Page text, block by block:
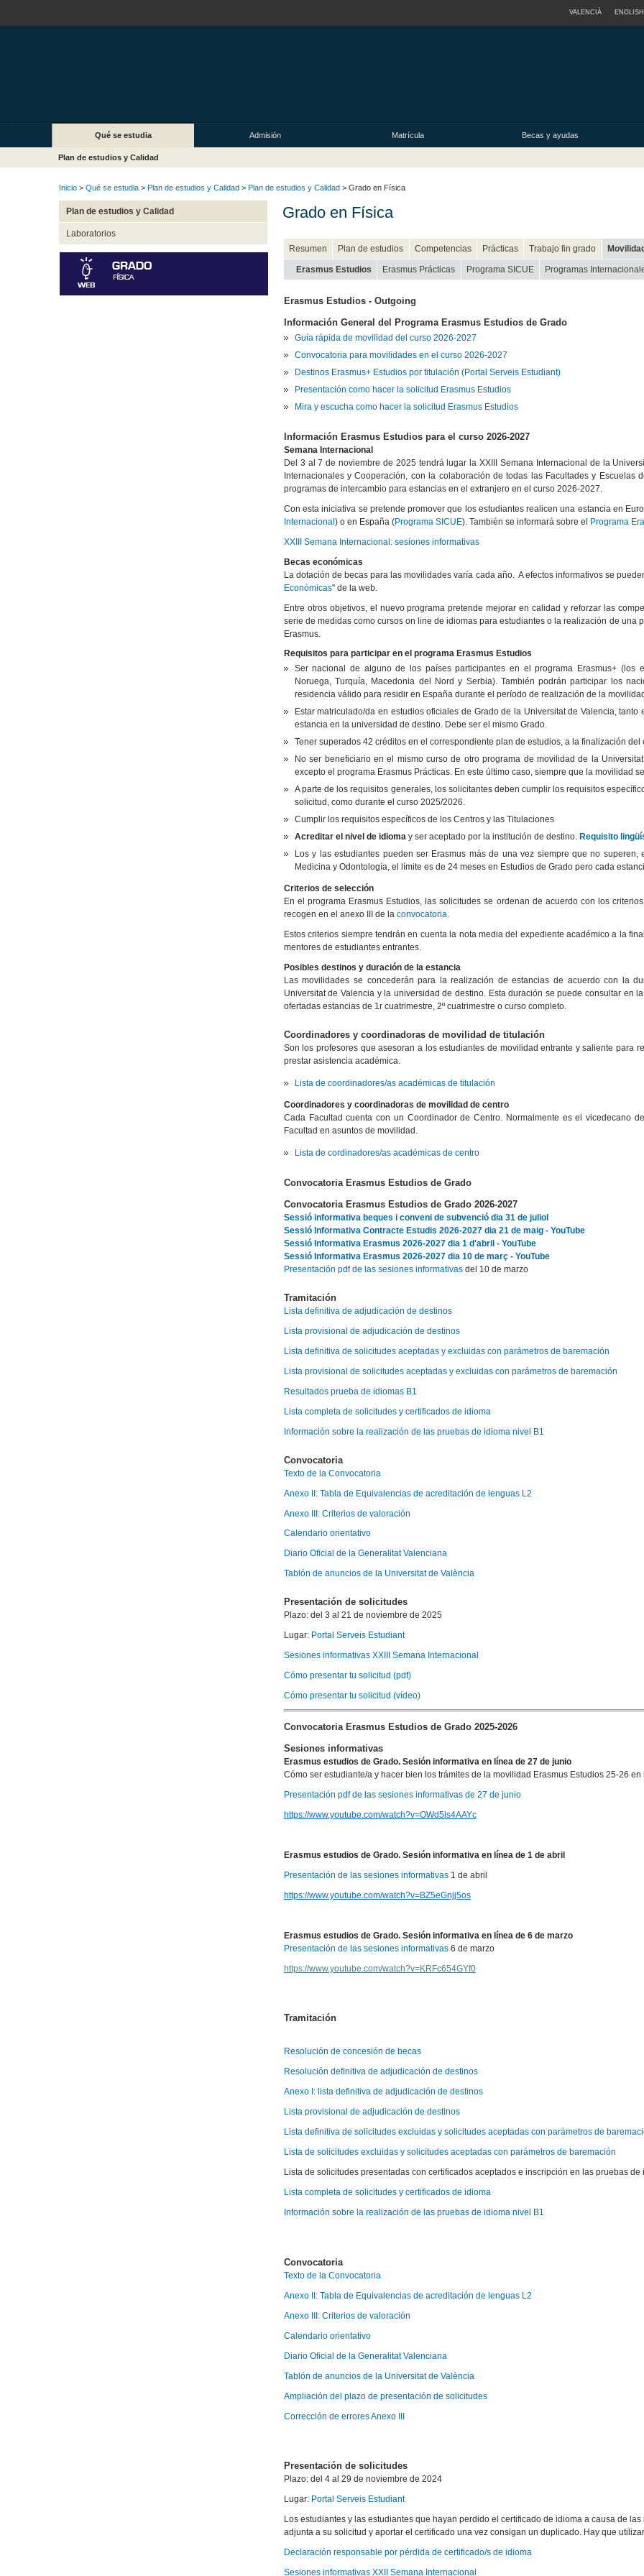
VALENCIÀ ENGLISH
Qué se estudia Admisión Matrícula Becas y ayudas
Plan de estudios y Calidad
Inicio > Qué se estudia > Plan de estudios y Calidad > Plan de estudios y Calidad > Grado en Física
Plan de estudios y Calidad
Laboratorios
Grado en Física
Resumen Plan de estudios Competencias Prácticas Trabajo fin grado
Erasmus Estudios Erasmus Prácticas Programa SICUE Programas
Erasmus Estudios - Outgoing
Información General del Programa Erasmus Estudios de Grado
Guía rápida de movilidad del curso 2026-2027
Convocatoria para movilidades en el curso 2026-2027
Destinos Erasmus+ Estudios por titulación (Portal Serveis Estudiant)
Presentación como hacer la solicitud Erasmus Estudios
Mira y escucha como hacer la solicitud Erasmus Estudios
Información Erasmus Estudios para el curso 2026-2027
Semana Internacional
Del 3 al 7 de noviembre de 2025 tendrá lugar la XXIII Semana Internacional de la
Internacionales y Cooperación, con la colaboración de todas las Facultades y
programas de intercambio para estancias en el extranjero en el curso 2026-2027.
Con esta iniciativa se pretende promover que los estudiantes realicen una estancia en
Internacional) o en España (Programa SICUE). También se informará sobre el Programa
XXIII Semana Internacional: sesiones informativas
Becas económicas
La dotación de becas para las movilidades varía cada año. A efectos informativos se
Económicas" de la web.
Entre otros objetivos, el nuevo programa pretende mejorar en calidad y reforzar las
serie de medidas como cursos on line de idiomas para estudiantes o la realización de una
Erasmus.
Requisitos para participar en el programa Erasmus Estudios
Ser nacional de alguno de los países participantes en el programa Erasmus+ (los
Noruega, Turquía, Macedonia del Nord y Serbia). También podrán participar los
residencia válido para residir en España durante el período de realización de la
Estar matriculado/da en estudios oficiales de Grado de la Universitat de Valencia,
estancia en la universidad de destino. Debe ser el mismo Grado.
Tener superados 42 créditos en el correspondiente plan de estudios, a la finalización
No ser beneficiario en el mismo curso de otro programa de movilidad de la
excepto el programa Erasmus Prácticas. En este último caso, siempre que la movilidad
A parte de los requisitos generales, los solicitantes deben cumplir los requisitos
solicitud, como durante el curso 2025/2026.
Cumplir los requisitos específicos de los Centros y las Titulaciones
Acreditar el nivel de idiomay ser aceptado por la institución de destino. Requisito
Los y las estudiantes pueden ser Erasmus más de una vez siempre que no
Medicina y Odontología, el límite es de 24 meses en Estudios de Grado pero cada
Criterios de selección
En el programa Erasmus Estudios, las solicitudes se ordenan de acuerdo con los
recogen en el anexo III de laconvocatoria.
Estos criterios siempre tendrán en cuenta la nota media del expediente académico a la
mentores de estudiantes entrantes.
Posibles destinos y duración de la estancia
Las movilidades se concederán para la realización de estancias de acuerdo con la
Universitat de Valencia y la universidad de destino. Esta duración se puede consultar en
ofertadas estancias de 1r cuatrimestre, 2º cuatrimestre o curso completo.
Coordinadores y coordinadoras de movilidad de titulación
Son los profesores que asesoran a los estudiantes de movilidad entrante y saliente para
prestar asistencia académica.
Lista de coordinadores/as académicas de titulación
Coordinadores y coordinadoras de movilidad de centro
Cada Facultad cuenta con un Coordinador de Centro. Normalmente es el vicedecano
Facultad en asuntos de movilidad.
Lista de cordinadores/as académicas de centro
Convocatoria Erasmus Estudios de Grado
Convocatoria Erasmus Estudios de Grado 2026-2027
Sessió informativa beques i conveni de subvenció dia 31 de juliol
Sessió Informativa Contracte Estudis 2026-2027 dia 21 de maig - YouTube
Sessió Informativa Erasmus 2026-2027 dia 1 d'abril - YouTube
Sessió Informativa Erasmus 2026-2027 dia 10 de març - YouTube
Presentación pdf de las sesiones informativasdel 10 de marzo
Tramitación
Lista definitiva de adjudicación de destinos
Lista provisional de adjudicación de destinos
Lista definitiva de solicitudes aceptadas y excluidas con parámetros de baremación
Lista provisional de solicitudes aceptadas y excluidas con parámetros de baremación
Resultados prueba de idiomas B1
Lista completa de solicitudes y certificados de idioma
Información sobre la realización de las pruebas de idioma nivel B1
Convocatoria
Texto de la Convocatoria
Anexo II: Tabla de Equivalencias de acreditación de lenguas L2
Anexo III: Criterios de valoración
Calendario orientativo
Diario Oficial de la Generalitat Valenciana
Tablón de anuncios de la Universitat de València
Presentación de solicitudes
Plazo: del 3 al 21 de noviembre de 2025
Lugar: Portal Serveis Estudiant
Sesiones informativas XXIII Semana Internacional
Cómo presentar tu solicitud (pdf)
Cómo presentar tu solicitud (vídeo)
Convocatoria Erasmus Estudios de Grado 2025-2026
Sesiones informativas
Erasmus estudios de Grado. Sesión informativa en línea de 27 de junio
Cómo ser estudiante/a y hacer bien los trámites de la movilidad Erasmus Estudios 25-26 en
Presentación pdf de las sesiones informativas de 27 de junio
https://www.youtube.com/watch?v=OWd5ls4AAYc
Erasmus estudios de Grado. Sesión informativa en línea de 1 de abril
Presentación de las sesiones informativas1 de abril
https://www.youtube.com/watch?v=BZ5eGnjj5os
Erasmus estudios de Grado. Sesión informativa en línea de 6 de marzo
Presentación de las sesiones informativas6 de marzo
https://www.youtube.com/watch?v=KRFc654GYf0
Tramitación
Resolución de concesión de becas
Resolución definitiva de adjudicación de destinos
Anexo I: lista definitiva de adjudicación de destinos
Lista provisional de adjudicación de destinos
Lista definitiva de solicitudes excluidas y solicitudes aceptadas con parámetros de
Lista de solicitudes excluidas y solicitudes aceptadas con parámetros de baremación
Lista de solicitudes presentadas con certificados aceptados e inscripción en las pruebas de
Lista completa de solicitudes y certificados de idioma
Información sobre la realización de las pruebas de idioma nivel B1
Convocatoria
Texto de la Convocatoria
Anexo II: Tabla de Equivalencias de acreditación de lenguas L2
Anexo III: Criterios de valoración
Calendario orientativo
Diario Oficial de la Generalitat Valenciana
Tablón de anuncios de la Universitat de València
Ampliación del plazo de presentación de solicitudes
Corrección de errores Anexo III
Presentación de solicitudes
Plazo: del 4 al 29 de noviembre de 2024
Lugar: Portal Serveis Estudiant
Los estudiantes y las estudiantes que hayan perdido el certificado de idioma a causa de
adjunta a su solicitud y aportar el certificado una vez consigan un duplicado. Hay que
Declaración responsable por pérdida de certificado/s de idioma
Sesiones informativas XXII Semana Internacional